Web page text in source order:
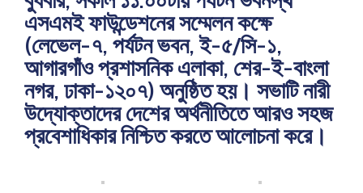
এসএমই ফাউন্ডেশনের সম্মেলন কক্ষে
(লেভেল-৭, পর্যটন ভবন, ই-৫/সি-১,
আগারগাঁও প্রশাসনিক এলাকা, শের-ই-বাংলা
নগর, ঢাকা-১২০৭) অনুষ্ঠিত হয়। সভাটি নারী
উদ্যোক্তাদের দেশের অর্থনীতিতে আরও সহজ
প্রবেশাধিকার নিশ্চিত করতে আলোচনা করে।